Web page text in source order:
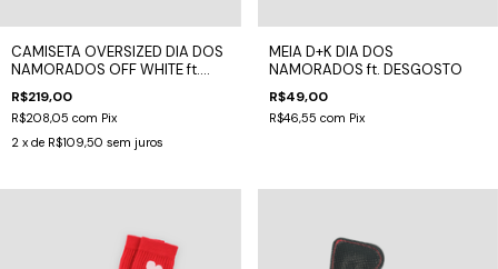
CAMISETA OVERSIZED DIA DOS
NAMORADOS OFF WHITE ft.
DESGOSTO
R$219,00
R$208,05 com Pix
2 x de R$109,50 sem juros
MEIA D+K DIA DOS
NAMORADOS ft. DESGOSTO
R$49,00
R$46,55 com Pix